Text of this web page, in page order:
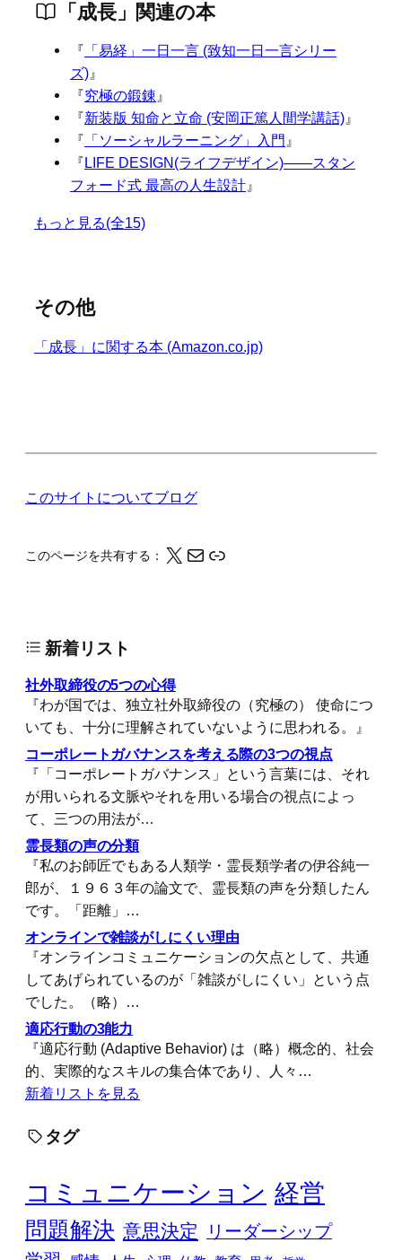
「成長」関連の本
『 「易経」一日一言 (致知一日一言シリー
ズ) 』
『究極の鍛錬 』
『新装版 知命と立命 (安岡正篤人間学講話) 』
『 「ソーシャルラーニング」入門 』
『 LIFE DESIGN(ライフデザイン)――スタン
フォード式 最高の人生設計 』
もっと見る(全15)
その他
「成長」に関する本 (Amazon.co.jp)
このサイトについてブログ
このページを共有する： X メール このページの情報をクリップボードにコピーする
新着リスト
社外取締役の5つの心得
『わが国では、独立社外取締役の（究極の） 使命につ
いても、十分に理解されていないように思われる。』
コーポレートガバナンスを考える際の3つの視点
『「コーポレートガバナンス」という言葉には、それ
が用いられる文脈やそれを用いる場合の視点によっ
て、三つの用法が…
霊長類の声の分類
『私のお師匠でもある人類学・霊長類学者の伊谷純一
郎が、１９６３年の論文で、霊長類の声を分類したん
です。「距離」…
オンラインで雑談がしにくい理由
『オンラインコミュニケーションの欠点として、共通
してあげられているのが「雑談がしにくい」という点
でした。（略）…
適応行動の3能力
『適応行動 (Adaptive Behavior) は（略）概念的、社会
的、実際的なスキルの集合体であり、人々…
新着リストを見る
タグ
コミュニケーション 経営
問題解決 意思決定
リーダーシップ